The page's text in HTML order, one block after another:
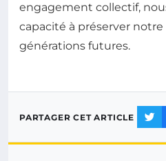
engagement collectif,
capacité à préserver
générations futures.
PARTAGER CET ARTICLE